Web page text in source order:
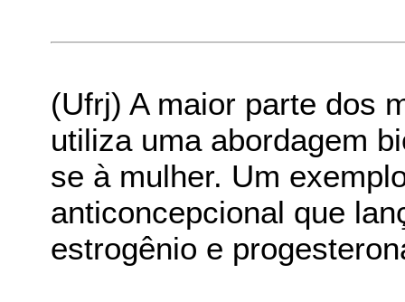
(Ufrj) A maior parte dos
utiliza uma abordagem
se à mulher. Um
anticoncepcional que
estrogênio e